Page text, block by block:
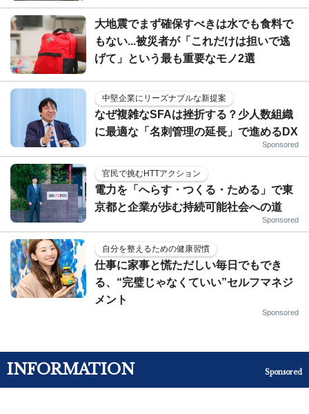
大地震でまず確保すべきは水でも食料で
もない...被災者が「これだけは担いで逃
げて」という最も重要なモノ2選
中堅企業にリーズナブルな新提案
なぜ複雑なSFAは挫折する？少人数組織
に最適な「名刺管理の延長」で進めるDX
Sponsored
官民で挑むHTTアクション
電力を「へらす・つくる・ためる」で東
京都と企業が歩む持続可能社会への道
Sponsored
自分を整えるための健康習慣
仕事に家事と慌ただしい毎日でもでき
る、“完璧じゃなくていい”セルフマネジ
メント
Sponsored
INFORMATION Sponsored